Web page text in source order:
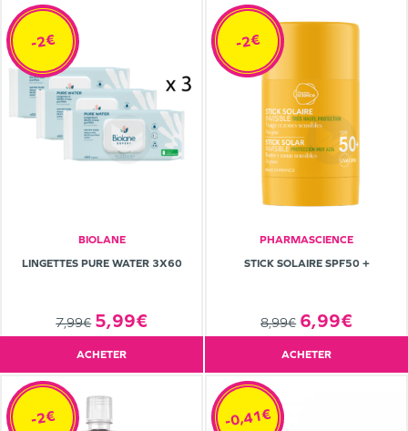
BIOLANE
LINGETTES PURE WATER 3X60
7,99€ 5,99€
-2€
ACHETER
PHARMASCIENCE
STICK SOLAIRE SPF50 +
8,99€ 6,99€
-2€
ACHETER
-2€ -0,41€